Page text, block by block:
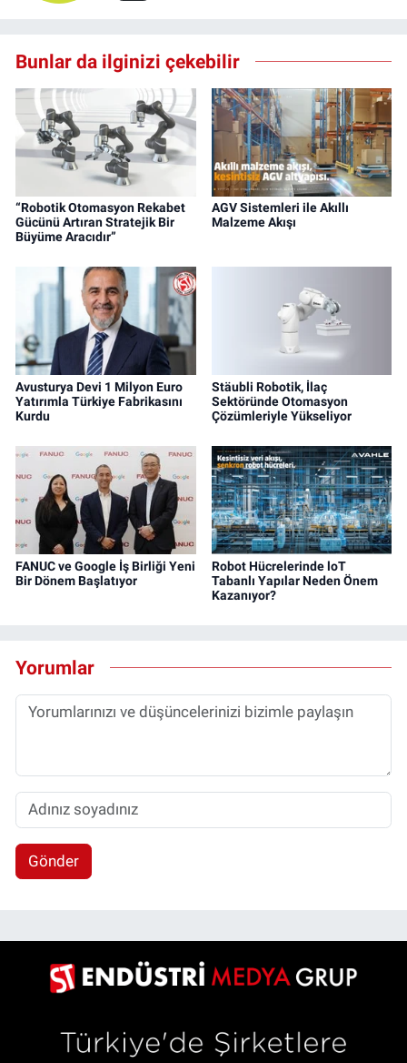
Bunlar da ilginizi çekebilir
“Robotik Otomasyon Rekabet
Gücünü Artıran Stratejik Bir
Büyüme Aracıdır”
AGV Sistemleri ile Akıllı
Malzeme Akışı
Avusturya Devi 1 Milyon Euro
Yatırımla Türkiye Fabrikasını
Kurdu
Stäubli Robotik, İlaç
Sektöründe Otomasyon
Çözümleriyle Yükseliyor
FANUC ve Google İş Birliği Yeni
Bir Dönem Başlatıyor
Robot Hücrelerinde loT
Tabanlı Yapılar Neden Önem
Kazanıyor?
Yorumlar
Gönder